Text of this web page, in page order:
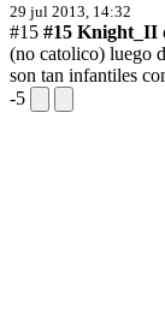
29 jul 2013, 14:32
#15 #15 Knight_II
(no catolico) luego
son tan infantiles
-5